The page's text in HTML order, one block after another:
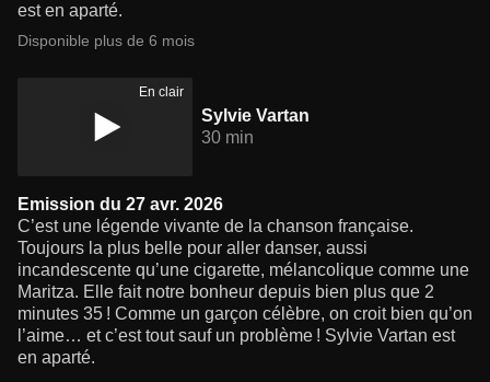
est en aparté.
Disponible plus de 6 mois
En clair
Sylvie Vartan
30 min
Emission du 27 avr. 2026
C’est une légende vivante de la chanson française.
Toujours la plus belle pour aller danser, aussi
incandescente qu’une cigarette, mélancolique comme une
Maritza. Elle fait notre bonheur depuis bien plus que 2
minutes 35 ! Comme un garçon célèbre, on croit bien qu’on
l’aime… et c’est tout sauf un problème ! Sylvie Vartan est
en aparté.